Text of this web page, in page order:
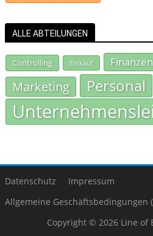
ALLE ABTEILUNGEN
Controlling Einkauf Finanzen
Marketing Personal
Datenschutz
Impressum
Allgemeine Geschäftsbedingungen
Copyright © 2026 Line of